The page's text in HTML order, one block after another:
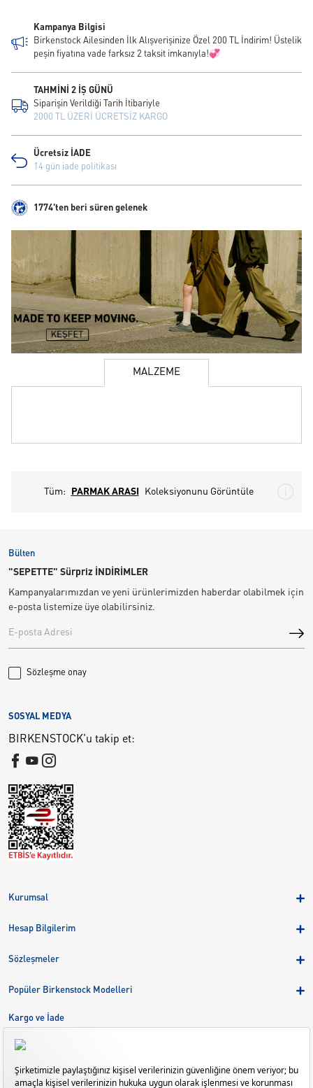
Kampanya Bilgisi
Birkenstock Ailesinden İlk Alışverişinize Özel 200 TL İndirim! Üstelik
peşin fiyatına vade farksız 2 taksit imkanıyla!💞
TAHMİNİ 2 İŞ GÜNÜ
Siparişin Verildiği Tarih İtibariyle
2000 TL ÜZERİ ÜCRETSİZ KARGO
Ücretsiz İADE
14 gün iade politikası
1774'ten beri süren gelenek
MALZEME
Tüm: PARMAK ARASI Koleksiyonunu Görüntüle
Bülten
"SEPETTE" Sürpriz İNDİRİMLER
Kampanyalarımızdan ve yeni ürünlerimizden haberdar olabilmek için
e-posta listemize üye olabilirsiniz.
Sözleşme onay
Kurumsal
Birkenstock Group
Kariyer
Hesap Bilgilerim
Sipariş Takibi
Sözleşmeler
Kargo ve İade
Çerez Tercihlerini Yönetin
Popüler Birkenstock Modelleri
Gizeh
Mayari
Kargo ve İade
Bize Ulaşın
SOSYAL MEDYA
BIRKENSTOCK'u takip et: